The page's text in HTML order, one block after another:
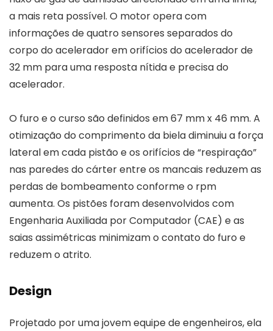
a mais reta possível. O motor opera com
informações de quatro sensores separados do
corpo do acelerador em orifícios do acelerador de
32 mm para uma resposta nítida e precisa do
acelerador.
O furo e o curso são definidos em 67 mm x 46 mm. A
otimização do comprimento da biela diminuiu a força
lateral em cada pistão e os orifícios de “respiração”
nas paredes do cárter entre os mancais reduzem as
perdas de bombeamento conforme o rpm
aumenta. Os pistões foram desenvolvidos com
Engenharia Auxiliada por Computador (CAE) e as
saias assimétricas minimizam o contato do furo e
reduzem o atrito.
Design
Projetado por uma jovem equipe de engenheiros, ela